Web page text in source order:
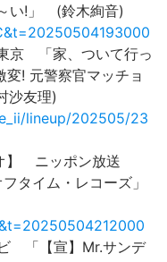
い!」 (鈴木絢音)
「家、ついて行っ
! 元警察官マッチョ
沙友理)
lineup/202505/23
】 ニッポン放送
タイム・レコーズ」
「【宣】Mr.サンデ